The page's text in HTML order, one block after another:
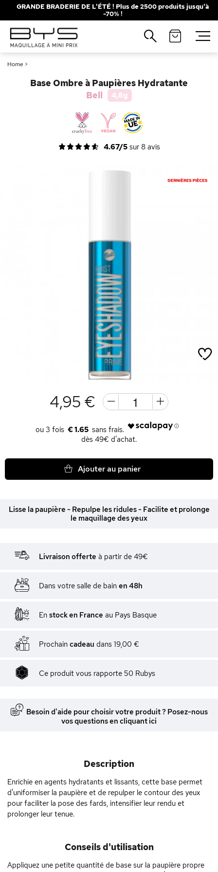
GRANDE BRADERIE DE L'ÉTÉ ! Plus de 2500 produits jusqu'à
-70% !
Home >
Base Ombre à Paupières Hydratante
Bell
4,8g
4.67/5sur 8avis
4,95 €
€ 1.65
dès 49€ d'achat.
Ajouter au panier
Lisse la paupière - Repulpe les ridules - Facilite et prolonge
le maquillage des yeux
Livraison offerte à partir de 49€
Dans votre salle de bain en 48h
En stock en France au Pays Basque
Prochain cadeau dans 19,00 €
Ce produit vous rapporte 50 Rubys
Besoin d'aide pour choisir votre produit ? Posez-nous
vos questions en cliquant ici
Description
Enrichie en agents hydratants et lissants, cette base permet
d'uniformiser la paupière et de repulper le contour des yeux
pour faciliter la pose des fards, intensifier leur rendu et
prolonger leur tenue.
Conseils d'utilisation
Appliquez une petite quantité de base sur la paupière propre
Fermer
Recherches populaires
Rouge à Lèvres